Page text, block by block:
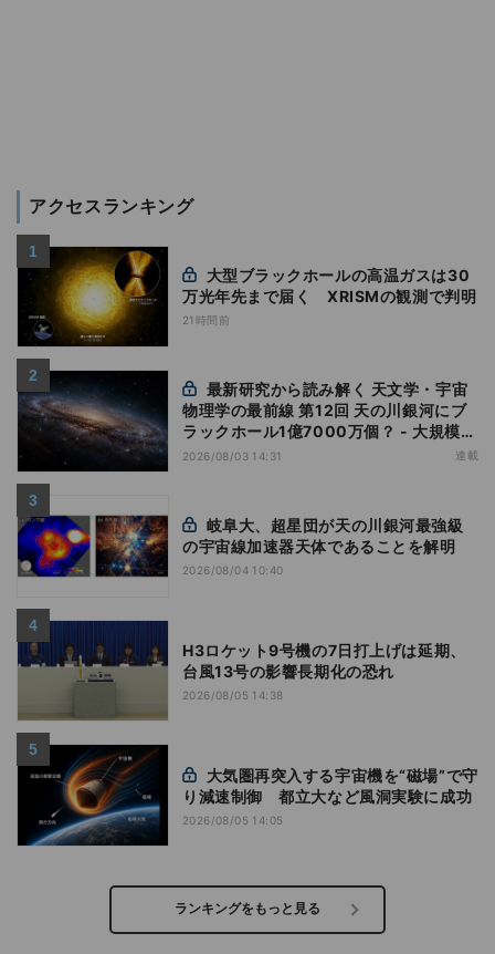
アクセスランキング
万光年先まで届く XRISMの観測で判明
21時間前
物理学の最前線 第12回 天の川銀河にブ
ラックホール1億7000万個？ - 大規模計
算が描くその分布
2026/08/03 14:31 連載
の宇宙線加速器天体であることを解明
2026/08/04 10:40
H3ロケット9号機の7日打上げは延期、
台風13号の影響長期化の恐れ
2026/08/05 14:38
り減速制御 都立大など風洞実験に成功
2026/08/05 14:05
ランキングをもっと見る